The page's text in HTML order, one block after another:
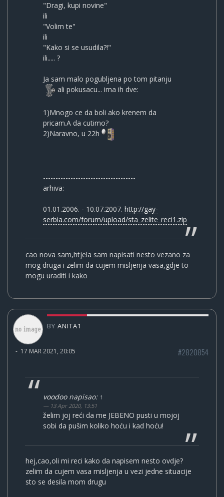
"Dragi, kupi novine"
ili
"Volim te"
ili
"Kako si se usudila?!"
ili..... ?
Ja sam malo pogubljena po tom pitanju
ali pokusacu... ima ih dve:
1)Mnogo ce da boli ako krenem da
pricam.A da cutimo?
2)Naravno, u 22h
-------------------------------------
arhiva:
01.01.2006. - 10.07.2007. http://gay-
serbia.com/forum/upload/sta_zelite_reci1.zip
cao nova sam,htjela sam napisati nesto vezano za
mog druga i zelim da cujem misljenja vasa,gdje to
mogu uraditi i kako
BY ANITA1
- 17 MAR 2021, 20:05 #2820854
voodoonapisao: ↑
13 Apr 2020, 13:51
želim joj reći da me JEBENO pusti u mojoj
sobi da pušim koliko hoću i kad hoću!
hej,cao,oli mi reci kako da napisem nesto ovdje?
zelim da cujem vasa misljenja u vezi jedne situacije
sto se desila mom drugu